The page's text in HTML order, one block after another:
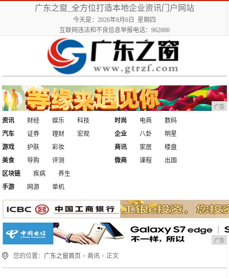
广东之窗_全方位打造本地企业资讯门户网站
今天是：2026年8月6日 星期四
互联网违法和不良信息举报电话：962000
广告
资讯 财经 娱乐
科技
汽车
证券 理财 宏观
时尚 电商
数码
企业
八卦
明星
游戏
护肤
彩妆
美食
导购 评测
商讯 家居
楼盘
微商
课程
出国
区块链
疾病
养生
手游
网游 单机
广告
您的位置： 广东之窗首页 > 商讯 > 正文